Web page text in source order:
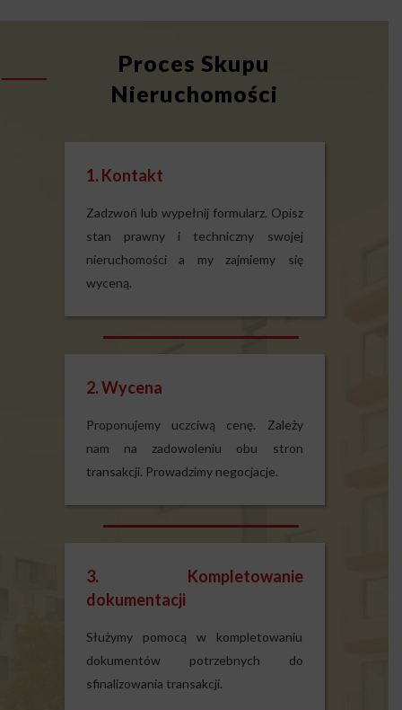
Proces Skupu
Nieruchomości
1. Kontakt
Zadzwoń lub wypełnij formularz. Opisz
stan prawny i techniczny swojej
nieruchomości a my zajmiemy się
wyceną.
2. Wycena
Proponujemy uczciwą cenę. Zależy
nam na zadowoleniu obu stron
transakcji. Prowadzimy negocjacje.
3. Kompletowanie
dokumentacji
Służymy pomocą w kompletowaniu
dokumentów potrzebnych do
sfinalizowania transakcji.